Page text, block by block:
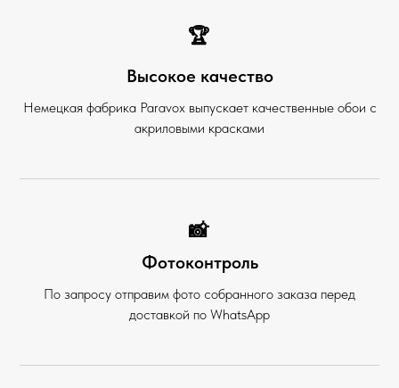
🏆
Высокое качество
Немецкая фабрика Paravox выпускает качественные обои с
акриловыми красками
📸
Фотоконтроль
По запросу отправим фото собранного заказа перед
доставкой по WhatsApp